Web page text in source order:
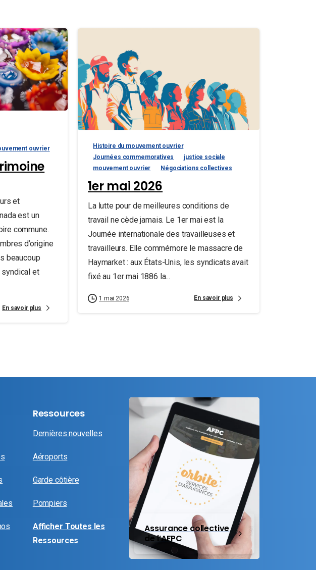
ouvrier
et
est un
commune.
d’origine
beaucoup
syndical et
En savoir plus
Histoire du mouvement ouvrier
Journées commemoratives
justice sociale
mouvement ouvrier
Négociations collectives
1er mai 2026
La lutte pour de meilleures conditions de
travail ne cède jamais. Le 1er mai est la
Journée internationale des travailleuses et
travailleurs. Elle commémore le massacre de
Haymarket : aux États-Unis, les syndicats avait
fixé au 1er mai 1886 la...
1 mai 2026 En savoir plus
Ressources
Dernières nouvelles
Aéroports
Garde côtière
Pompiers
Afficher Toutes les
Ressources
Assurance collective
de l’AFPC